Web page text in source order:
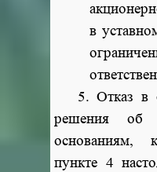
в
5. Отказ в
решения об
основаниям,
пункте 4